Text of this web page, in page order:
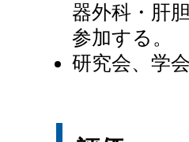
器外科・肝
参加する。
研究会、学